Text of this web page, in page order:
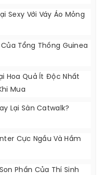
Sexy Với Váy Áo Mỏng
Của Tổng Thống Guinea
Hoa Quả Ít Độc Nhất
Mua
Lại Sàn Catwalk?
Cực Ngầu Và Hầm
Phấn Của Thí Sinh